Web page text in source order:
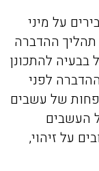
על מיני
תהליך ההדברה
בבעיה להתכונן
לפני
העשבים
על זיהוי,